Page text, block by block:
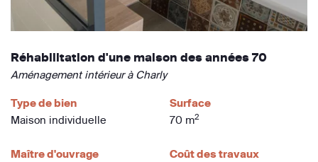
Réhabilitation d'une maison des années 70
Aménagement intérieur à Charly
Type de bien
Maison individuelle
Surface
70 m2
Maître d'ouvrage
Coût des travaux